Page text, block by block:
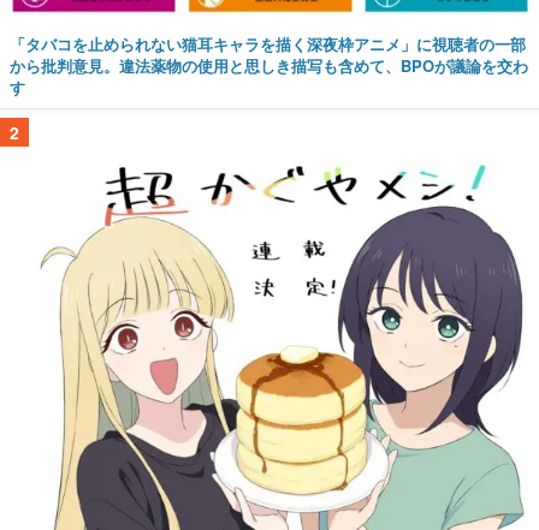
「タバコを止められない猫耳キャラを描く深夜枠アニメ」に視聴者の一部
から批判意見。違法薬物の使用と思しき描写も含めて、BPOが議論を交わ
す
2